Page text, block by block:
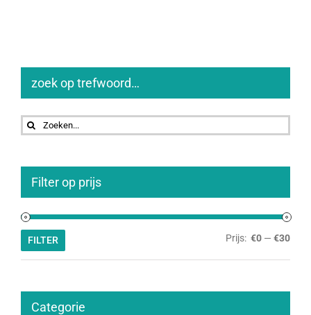
zoek op trefwoord…
Zoeken
naar:
Filter op prijs
Min.
Max.
FILTER Prijs: €0 — €30
Categorie